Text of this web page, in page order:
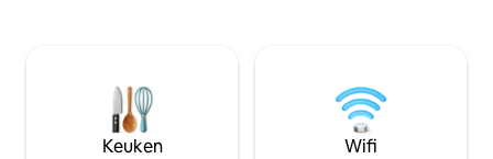
vervoer omdat het aan de rand van de
uitgeruste
voorzieningen Een terras en een rieten
hut met een
Keuken Wifi